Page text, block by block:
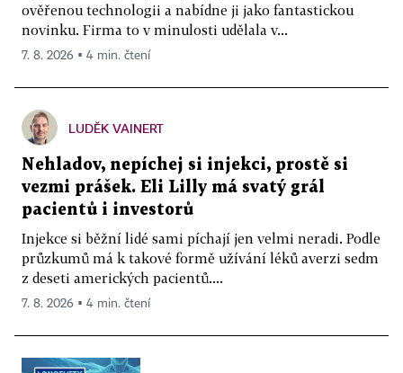
ověřenou technologii a nabídne ji jako fantastickou
novinku. Firma to v minulosti udělala v...
7. 8. 2026 ▪ 4 min. čtení
LUDĚK VAINERT
Nehladov, nepíchej si injekci, prostě si
vezmi prášek. Eli Lilly má svatý grál
pacientů i investorů
Injekce si běžní lidé sami píchají jen velmi neradi. Podle
průzkumů má k takové formě užívání léků averzi sedm
z deseti amerických pacientů....
7. 8. 2026 ▪ 4 min. čtení